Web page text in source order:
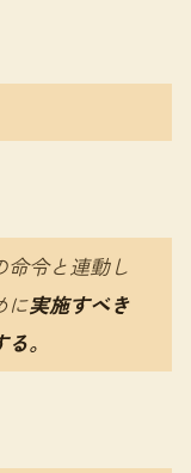
命令と連動し
に実施すべき
。